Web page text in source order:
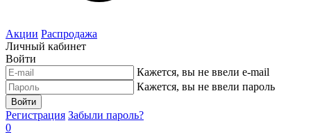
Акции Распродажа
Личный кабинет
Войти
Кажется, вы не ввели e-mail
Кажется, вы не ввели пароль
Войти
Регистрация Забыли пароль?
0